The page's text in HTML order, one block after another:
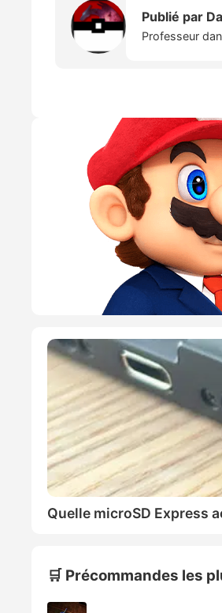
Publié par
Professeur
Quelle microSD Express
🛒 Précommandes les